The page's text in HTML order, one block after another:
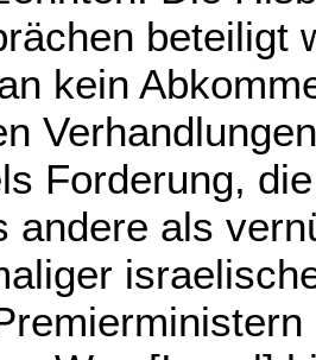
beteiligt
kein
Forderung,
andere als